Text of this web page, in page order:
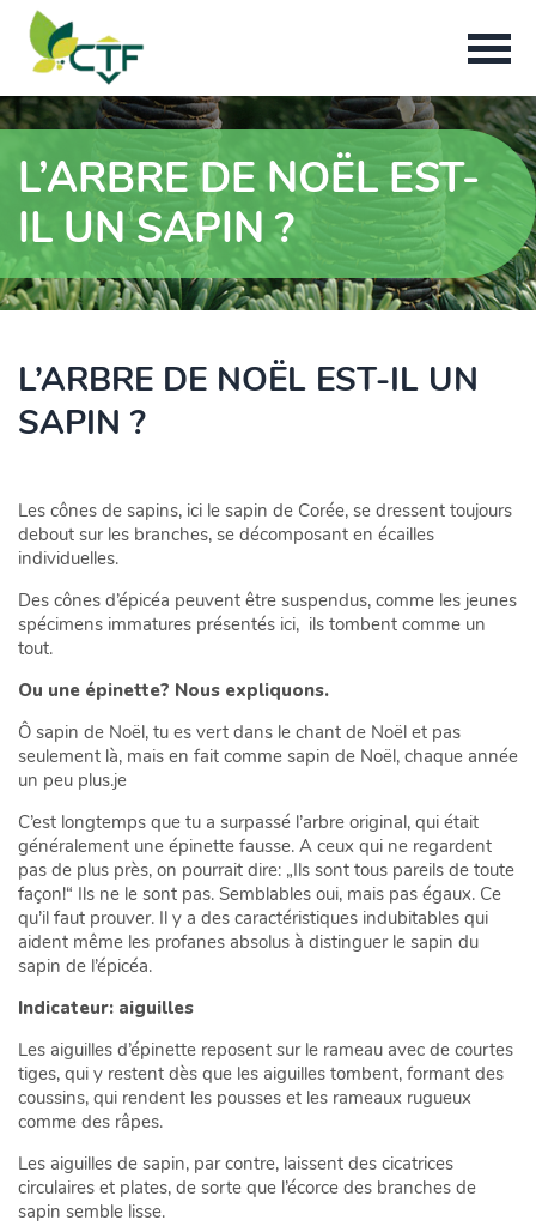
L’ARBRE DE NOËL EST-
IL UN SAPIN ?
L’ARBRE DE NOËL EST-IL UN
SAPIN ?
Les cônes de sapins, ici le sapin de Corée, se dressent toujours
debout sur les branches, se décomposant en écailles
individuelles.
Des cônes d’épicéa peuvent être suspendus, comme les jeunes
spécimens immatures présentés ici, ils tombent comme un
tout.
Ou une épinette? Nous expliquons.
Ô sapin de Noël, tu es vert dans le chant de Noël et pas
seulement là, mais en fait comme sapin de Noël, chaque année
un peu plus.je
C’est longtemps que tu a surpassé l’arbre original, qui était
généralement une épinette fausse. A ceux qui ne regardent
pas de plus près, on pourrait dire: „Ils sont tous pareils de toute
façon!“ Ils ne le sont pas. Semblables oui, mais pas égaux. Ce
qu’il faut prouver. Il y a des caractéristiques indubitables qui
aident même les profanes absolus à distinguer le sapin du
sapin de l’épicéa.
Indicateur: aiguilles
Les aiguilles d’épinette reposent sur le rameau avec de courtes
tiges, qui y restent dès que les aiguilles tombent, formant des
coussins, qui rendent les pousses et les rameaux rugueux
comme des râpes.
Les aiguilles de sapin, par contre, laissent des cicatrices
circulaires et plates, de sorte que l’écorce des branches de
sapin semble lisse.